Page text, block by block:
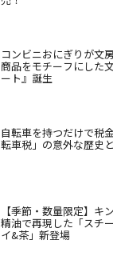
コンビニおにぎりが文
商品をモチーフにした
ート』誕生
自転車を持つだけで税
転車税」の意外な歴史
【季節・数量限定】キ
精油で再現した「スチ
イ&茶」新登場